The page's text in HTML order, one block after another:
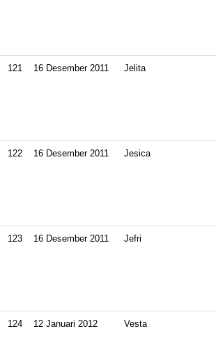
121 16 Desember 2011 Jelita
122 16 Desember 2011 Jesica
123 16 Desember 2011 Jefri
124 12 Januari 2012 Vesta